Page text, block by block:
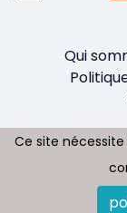
Qui
Ce site
Ce site